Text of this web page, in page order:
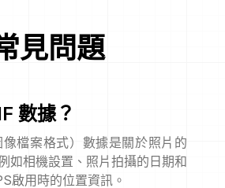
見問題
數據？
檔案格式）數據是關於照片的
如相機設置、照片拍攝的日期和
啟用時的位置資訊。